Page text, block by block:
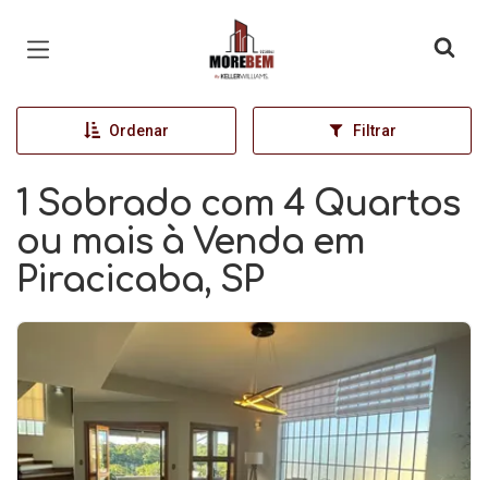
Página inicial
Ordenar Filtrar
1 Sobrado com 4 Quartos
ou mais à Venda em
Piracicaba, SP